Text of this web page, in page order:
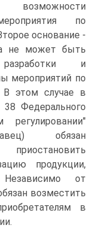
по
основание -
не может быть
и
мероприятий по
В этом случае в
Федерального
обязан
продукции,
от
возместить
в